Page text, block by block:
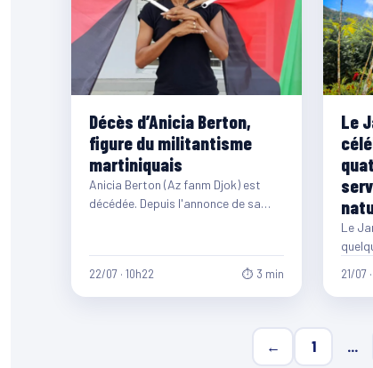
Décès d’Anicia Berton,
figure du militantisme
martiniquais
Anicia Berton (Az fanm Djok) est
décédée. Depuis l'annonce de sa
22/07 · 10h22 ⏱ 3 min
Le
Le
21/07
← 1 …